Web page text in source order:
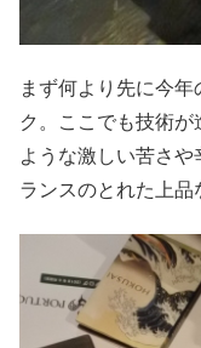
まず何より先に今
ク。ここでも技術
ような激しい苦さ
ランスのとれた上品